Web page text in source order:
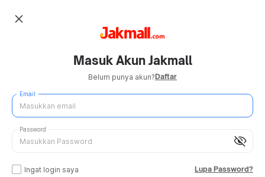
close
Masuk Akun Jakmall
Belum punya akun?Daftar
Email
visibility_off
Password
Ingat login saya Lupa Password?